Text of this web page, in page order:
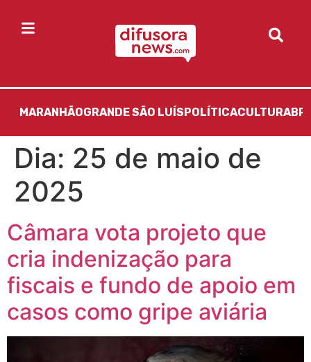
MARANHÃOGRANDE SÃO LUÍS POLÍTICACULTURA
Dia: 25 de maio de
2025
Câmara vota projeto que
cria indenização para
fiscais e fundo de apoio em
casos como gripe aviária